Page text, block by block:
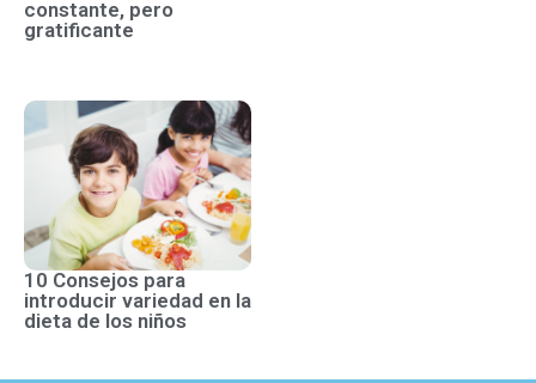
constante, pero
gratificante
10 Consejos para
introducir variedad en la
dieta de los niños